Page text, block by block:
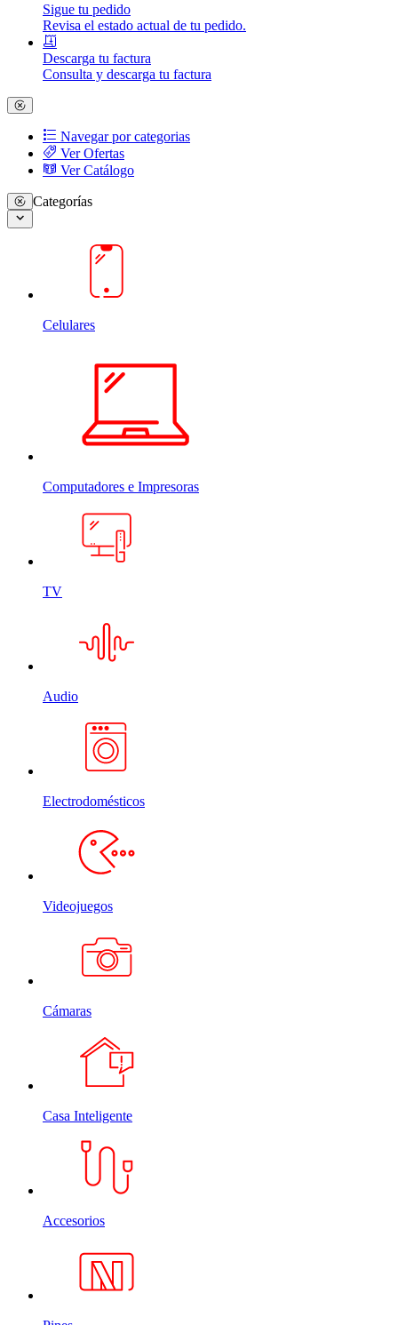
Sigue tu pedido
Revisa el estado actual de tu pedido.
Descarga tu factura
Consulta y descarga tu factura
Navegar por categorias
Ver Ofertas
Ver Catálogo
Categorías
Celulares
Computadores e Impresoras
TV
Audio
Electrodomésticos
Videojuegos
Cámaras
Casa Inteligente
Accesorios